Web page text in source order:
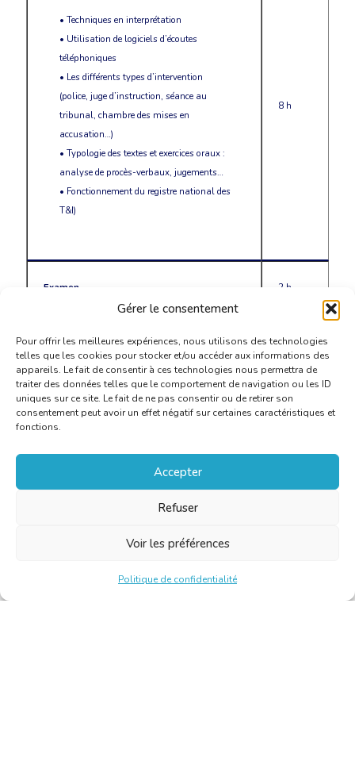
Gérer le consentement
Pour offrir les meilleures expériences, nous utilisons des technologies
telles que les cookies pour stocker et/ou accéder aux informations des
appareils. Le fait de consentir à ces technologies nous permettra de
traiter des données telles que le comportement de navigation ou les ID
uniques sur ce site. Le fait de ne pas consentir ou de retirer son
consentement peut avoir un effet négatif sur certaines caractéristiques et
fonctions.
Accepter
Refuser
Voir les préférences
Politique de confidentialité
• Techniques en interprétation
• Utilisation de logiciels d’écoutes
téléphoniques
• Les différents types d’intervention
(police, juge d’instruction, séance au
tribunal, chambre des mises en
accusation…)
• Typologie des textes et exercices oraux :
analyse de procès-verbaux, jugements…
• Fonctionnement du registre national des
T&I)
8 h
Examen 2 h